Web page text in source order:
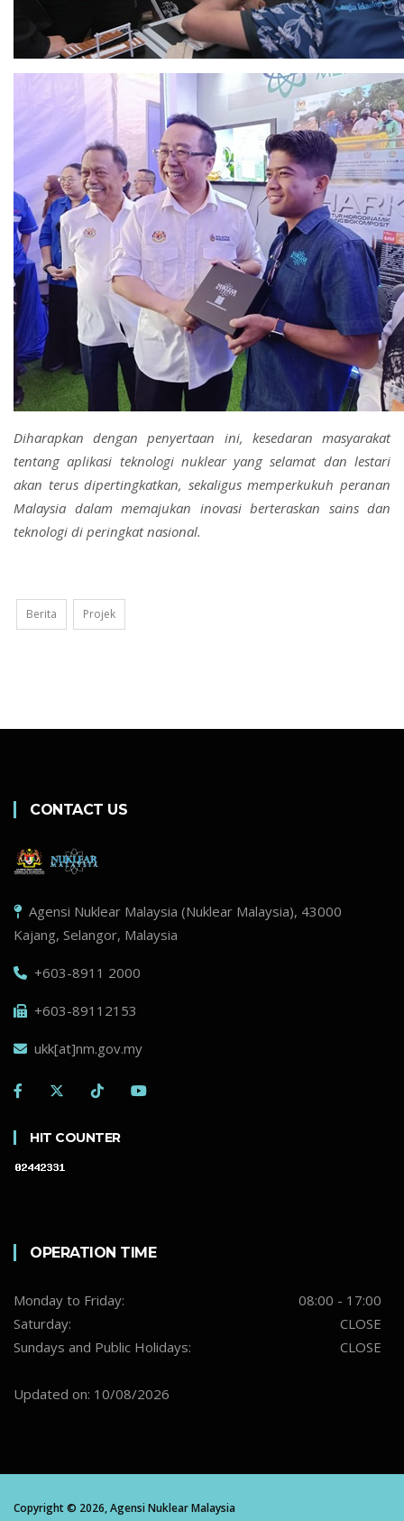
Diharapkan dengan penyertaan ini, kesedaran masyarakat
tentang aplikasi teknologi nuklear yang selamat dan lestari
akan terus dipertingkatkan, sekaligus memperkukuh peranan
Malaysia dalam memajukan inovasi berteraskan sains dan
teknologi di peringkat nasional.
Berita Projek
CONTACT US
Agensi Nuklear Malaysia (Nuklear Malaysia), 43000
Kajang, Selangor, Malaysia
+603-8911 2000
+603-89112153
ukk[at]nm.gov.my
HIT COUNTER
OPERATION TIME
Monday to Friday:
08:00 - 17:00
Saturday:
CLOSE
Sundays and Public Holidays:
CLOSE
Updated on: 10/08/2026
Copyright © 2026,Agensi Nuklear Malaysia